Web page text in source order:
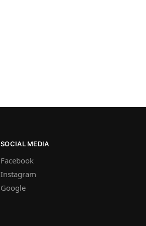
SOCIAL MEDIA
Facebook
Instagram
Google